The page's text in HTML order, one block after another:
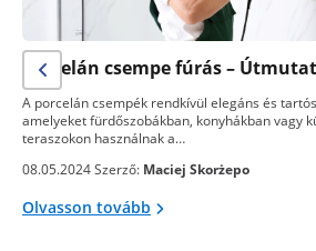
Porcelán csempe fúrás –
A porcelán csempék rendkívül elegáns és
amelyeket fürdőszobákban, konyhákban vagy
teraszokon használnak a…
08.05.2024 Szerző: Maciej Skorżepo
Olvasson tovább